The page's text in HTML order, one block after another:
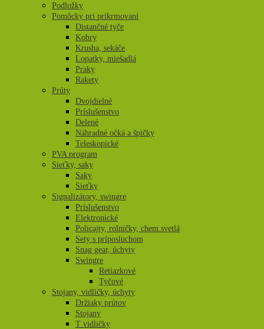
Podložky
Pomôcky pri prikrmovaní
Distančné tyče
Kobry
Krusha, sekáče
Lopatky, miešadlá
Praky
Rakety
Prúty
Dvojdielné
Príslušenstvo
Delené
Náhradné očká a špičky
Teleskopické
PVA program
Sieťky, saky
Saky
Sieťky
Signalizátory, swingre
Príslušenstvo
Elektronické
Policajty, rolničky, chem.svetlá
Sety s príposluchom
Snag gear, úchyty
Swingre
Retiazkové
Tyčové
Stojany, vidličky, úchyty
Držiaky prútov
Stojany
T vidličky